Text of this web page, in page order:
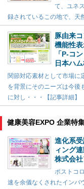
て、ユネ
録されているこの地で、天
豚由来
機能性
「P-コ
日本ハ
関節対応素材として市場に
を背景にそのニーズは今後
に対し・・・【記事詳細】
健康美容EXPO 企業特
進化系
ィング連
株式会
ポストコ
速を余儀なくされたインバ